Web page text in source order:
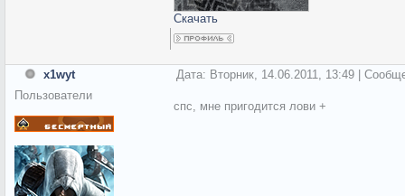
Скачать
x1wyt
Дата: Вторник, 14.06.2011, 13:49 |
Пользователи
спс, мне пригодится лови +